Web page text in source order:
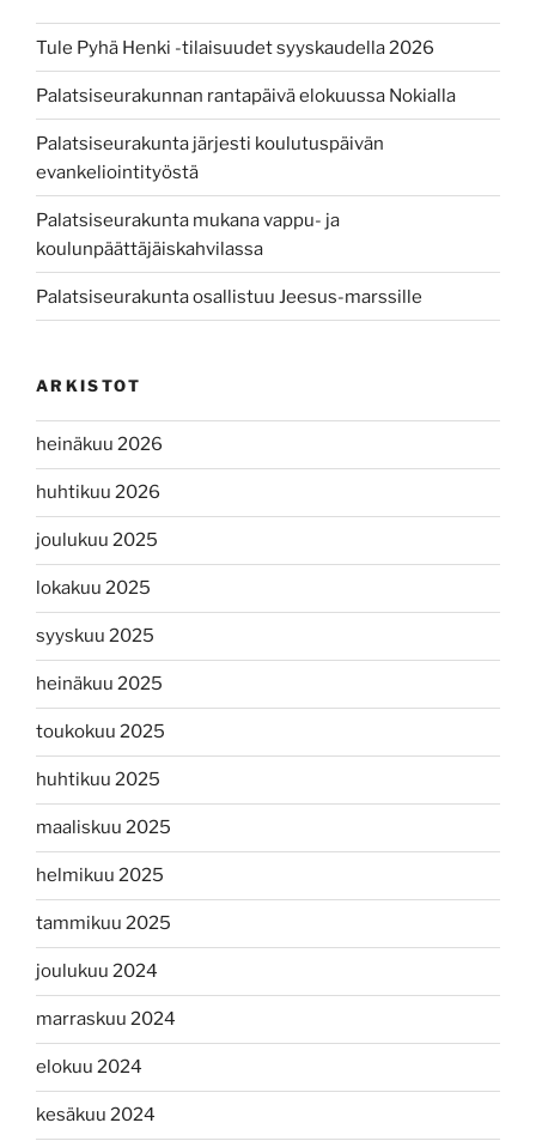
Tule Pyhä Henki -tilaisuudet syyskaudella 2026
Palatsiseurakunnan rantapäivä elokuussa Nokialla
Palatsiseurakunta järjesti koulutuspäivän
evankeliointityöstä
Palatsiseurakunta mukana vappu- ja
koulunpäättäjäiskahvilassa
Palatsiseurakunta osallistuu Jeesus-marssille
ARKISTOT
heinäkuu 2026
huhtikuu 2026
joulukuu 2025
lokakuu 2025
syyskuu 2025
heinäkuu 2025
toukokuu 2025
huhtikuu 2025
maaliskuu 2025
helmikuu 2025
tammikuu 2025
joulukuu 2024
marraskuu 2024
elokuu 2024
kesäkuu 2024